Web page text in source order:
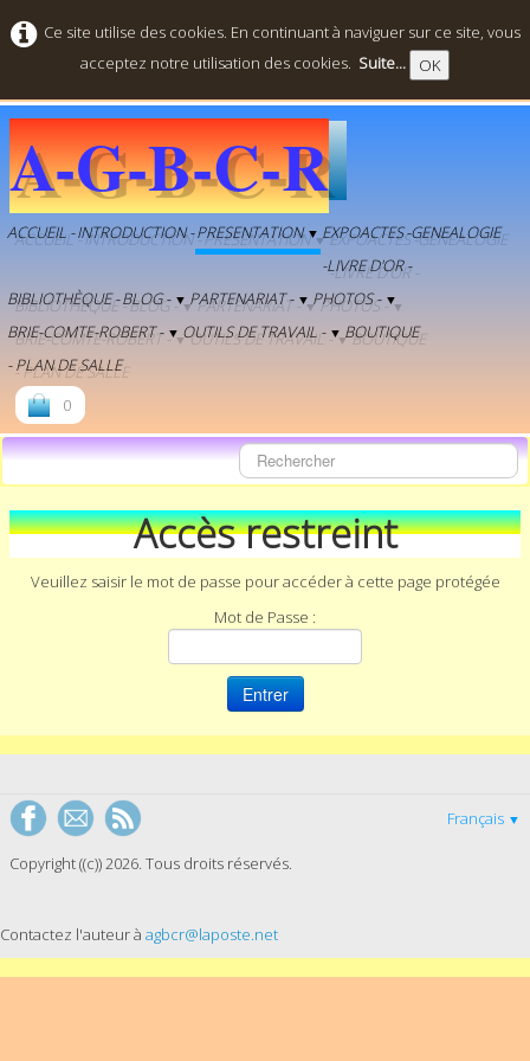
Ce site utilise des cookies. En continuant à naviguer sur ce site, vous
acceptez notre utilisation des cookies. Suite... OK
A-G-B-C-R
ACCUEIL -INTRODUCTION -PRESENTATION▼ EXPOACTES-GENEALOGIE
-LIVRE D'OR -
BIBLIOTHÈQUE -BLOG - ▼ PARTENARIAT - ▼ PHOTOS - ▼
BRIE-COMTE-ROBERT - ▼ OUTILS DE TRAVAIL - ▼ BOUTIQUE
- PLAN DE SALLE
0
Accès restreint
Veuillez saisir le mot de passe pour accéder à cette page protégée
Mot de Passe :
Français ▼
Copyright ((c)) 2026. Tous droits réservés.
Contactez l'auteur à agbcr@laposte.net